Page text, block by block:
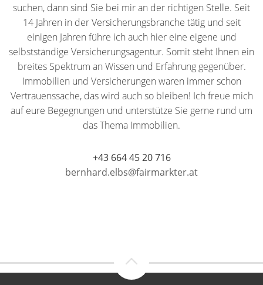
suchen, dann sind Sie bei mir an der richtigen Stelle. Seit
14 Jahren in der Versicherungsbranche tätig und seit
einigen Jahren führe ich auch hier eine eigene und
selbstständige Versicherungsagentur. Somit steht Ihnen ein
breites Spektrum an Wissen und Erfahrung gegenüber.
Immobilien und Versicherungen waren immer schon
Vertrauenssache, das wird auch so bleiben! Ich freue mich
auf eure Begegnungen und unterstütze Sie gerne rund um
das Thema Immobilien.
+43 664 45 20 716
bernhard.elbs@fairmarkter.at